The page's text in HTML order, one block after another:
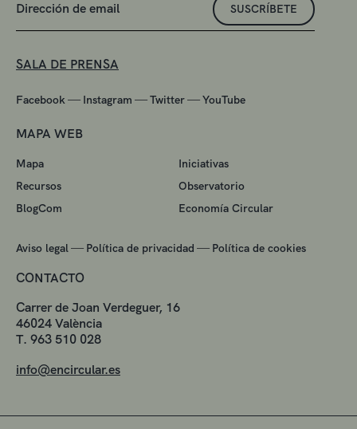
SUSCRÍBETE
SALA DE PRENSA
Facebook — Instagram —Twitter—YouTube
MAPA WEB
Mapa
Iniciativas
Recursos
Observatorio
BlogCom
Economía Circular
Aviso legal — Política de privacidad — Política de cookies
CONTACTO
Carrer de Joan Verdeguer, 16
46024 València
T. 963 510 028
info@encircular.es